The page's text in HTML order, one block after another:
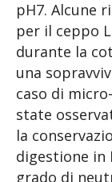
pH7. Alcune
per il ceppo
durante la
una
caso di
state
la
digestione in
grado di